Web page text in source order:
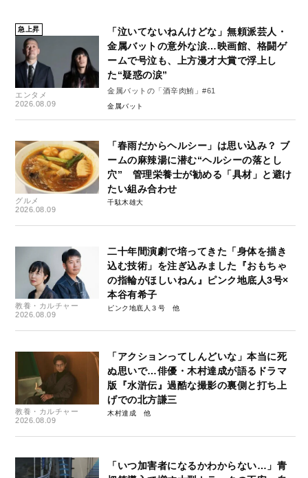
急上昇
エンタメ
2026.08.09
「泣いてないねんけどな」無頼派芸人・
金属バットの意外な涙…映画館、格闘ゲ
ームで号泣も、上方漫才大賞で浮上し
た“疑惑の涙”
金属バットの「酒辛肉鮪」#61
金属バット
グルメ
2026.08.09
「春雨だからヘルシー」は思い込み？ ブ
ームの麻辣湯に潜む“ヘルシーの落とし
穴” 管理栄養士が勧める「具材」と避け
たい組み合わせ
千駄木雄大
教養・カルチャー
2026.08.09
二十年間演劇で培ってきた「身体を描き
込む技術」を注ぎ込みました『おもちゃ
の指輪がほしいねん』ピンク地底人3号×
本谷有希子
ピンク地底人３号
教養・カルチャー
2026.08.09
「アクションってしんどいな」本当に死
ぬ思いで…俳優・木村達成が語るドラマ
版『水滸伝』過酷な撮影の裏側と打ち上
げでの北方謙三
木村達成
「いつ加害者になるかわからない…」青